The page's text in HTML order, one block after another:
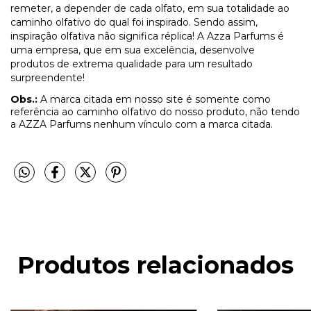
remeter, a depender de cada olfato, em sua totalidade ao
caminho olfativo do qual foi inspirado. Sendo assim,
inspiração olfativa não significa réplica! A Azza Parfums é
uma empresa, que em sua excelência, desenvolve
produtos de extrema qualidade para um resultado
surpreendente!
Obs.: A marca citada em nosso site é somente como
referência ao caminho olfativo do nosso produto, não tendo
a AZZA Parfums nenhum vínculo com a marca citada.
Produtos relacionados